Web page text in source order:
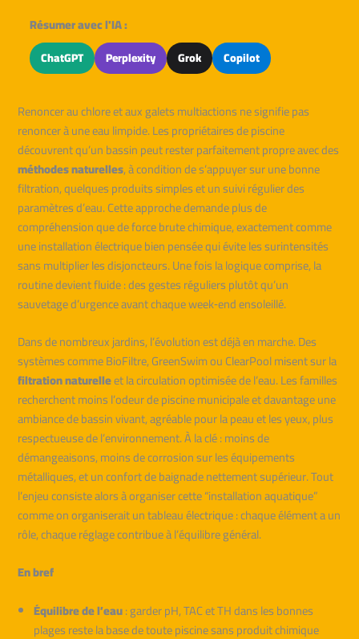
Résumer avec l'IA :
ChatGPT Perplexity Grok Copilot
Renoncer au chlore et aux galets multiactions ne signifie pas
renoncer à une eau limpide. Les propriétaires de piscine
découvrent qu’un bassin peut rester parfaitement propre avec des
méthodes naturelles, à condition de s’appuyer sur une bonne
filtration, quelques produits simples et un suivi régulier des
paramètres d’eau. Cette approche demande plus de
compréhension que de force brute chimique, exactement comme
une installation électrique bien pensée qui évite les surintensités
sans multiplier les disjoncteurs. Une fois la logique comprise, la
routine devient fluide : des gestes réguliers plutôt qu’un
sauvetage d’urgence avant chaque week‑end ensoleillé.
Dans de nombreux jardins, l’évolution est déjà en marche. Des
systèmes comme BioFiltre, GreenSwim ou ClearPool misent sur la
filtration naturelleet la circulation optimisée de l’eau. Les familles
recherchent moins l’odeur de piscine municipale et davantage une
ambiance de bassin vivant, agréable pour la peau et les yeux, plus
respectueuse de l’environnement. À la clé : moins de
démangeaisons, moins de corrosion sur les équipements
métalliques, et un confort de baignade nettement supérieur. Tout
l’enjeu consiste alors à organiser cette “installation aquatique”
comme on organiserait un tableau électrique : chaque élément a un
rôle, chaque réglage contribue à l’équilibre général.
En bref
Équilibre de l’eau: garder pH, TAC et TH dans les bonnes
plages reste la base de toute piscine sans produit chimique